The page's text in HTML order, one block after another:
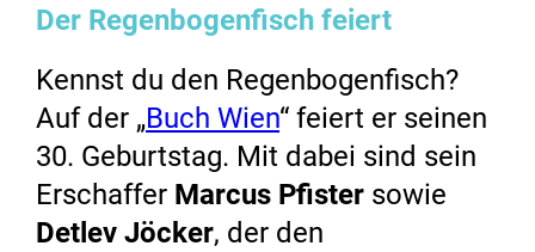
Der Regenbogenfisch feiert
Kennst du den Regenbogenfisch?
Auf der „Buch Wien“ feiert er seinen
30. Geburtstag. Mit dabei sind sein
Erschaffer Marcus Pfister sowie
Detlev Jöcker, der den